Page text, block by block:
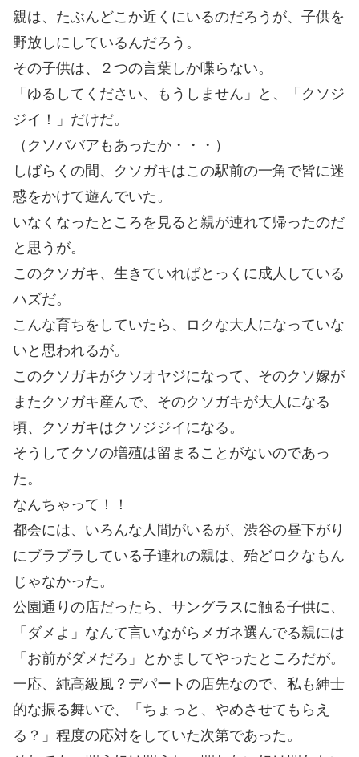
親は、たぶんどこか近くにいるのだろうが、子供を
野放しにしているんだろう。
その子供は、２つの言葉しか喋らない。
「ゆるしてください、もうしません」と、「クソジ
ジイ！」だけだ。
（クソババアもあったか・・・）
しばらくの間、クソガキはこの駅前の一角で皆に迷
惑をかけて遊んでいた。
いなくなったところを見ると親が連れて帰ったのだ
と思うが。
このクソガキ、生きていればとっくに成人している
ハズだ。
こんな育ちをしていたら、ロクな大人になっていな
いと思われるが。
このクソガキがクソオヤジになって、そのクソ嫁が
またクソガキ産んで、そのクソガキが大人になる
頃、クソガキはクソジジイになる。
そうしてクソの増殖は留まることがないのであっ
た。
なんちゃって！！
都会には、いろんな人間がいるが、渋谷の昼下がり
にブラブラしている子連れの親は、殆どロクなもん
じゃなかった。
公園通りの店だったら、サングラスに触る子供に、
「ダメよ」なんて言いながらメガネ選んでる親には
「お前がダメだろ」とかましてやったところだが。
一応、純高級風？デパートの店先なので、私も紳士
的な振る舞いで、「ちょっと、やめさせてもらえ
る？」程度の応対をしていた次第であった。